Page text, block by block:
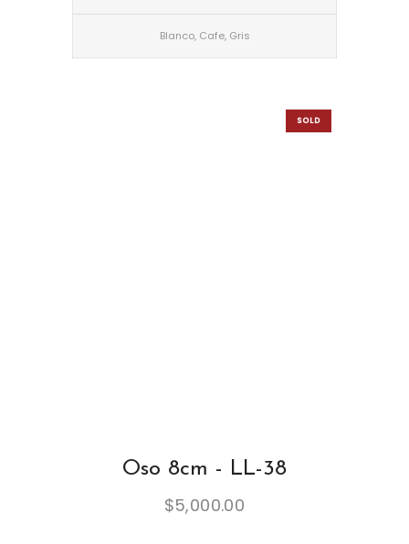
Blanco, Cafe, Gris
SOLD
Oso 8cm - LL-38
$5,000.00